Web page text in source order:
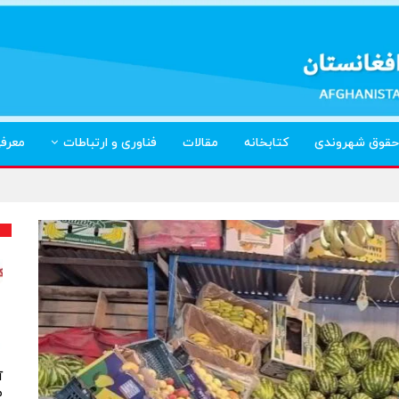
حقوق شهروندی کتابخانه مقالات فناوری و ارتباطات